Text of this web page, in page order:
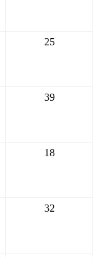
25
39
18
32